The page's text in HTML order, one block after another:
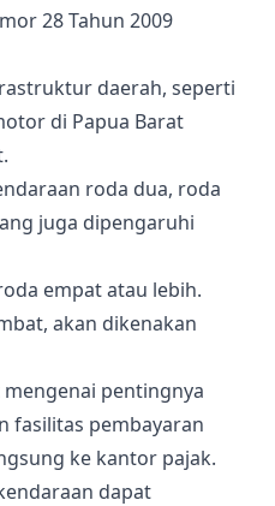
28 Tahun 2009
daerah, seperti
di Papua Barat
roda dua, roda
juga dipengaruhi
empat atau lebih.
akan dikenakan
pentingnya
fasilitas pembayaran
ke kantor pajak.
dapat